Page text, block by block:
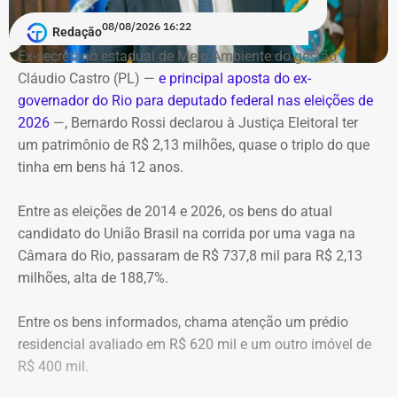
justificativa?
As mesmas visitas institucionais a universidades e
intercâmbio acadêmico.
Ranking total de maiores gastos com
diárias, de 2022 a julho de 2026
Posiç
ão
Beneficiário Total pago Nacional
1
Victor Rosa Travancas
R$
R$
2 Bruno de Queiroz Costa
R$
R$
Janeiro
Data: domingo, 09 de agosto de 2026
Horário: 20h
Transmissão: Canal Band, BandNews FM e YouTube do
TEMPO REAL
Pré-hora: 19h, com cobertura especial pelo YouTube do
TEMPO REAL
Bombeiros, agentes especializados em combate a
incêndios florestais foram mobilizados e conseguiram
controlar o fogo.
A operação mobilizou cerca de 40 militares, 11 viaturas e
4 unidades operacionais.
Redação08/08/2026 16:22
Ex-secretário estadual de Meio Ambiente do gestão
Cláudio Castro (PL) — e principal aposta do ex-
governador do Rio para deputado federal nas eleições de
2026 —, Bernardo Rossi declarou à Justiça Eleitoral ter
um patrimônio de R$ 2,13 milhões, quase o triplo do que
tinha em bens há 12 anos.
Entre as eleições de 2014 e 2026, os bens do atual
candidato do União Brasil na corrida por uma vaga na
Câmara do Rio, passaram de R$ 737,8 mil para R$ 2,13
milhões, alta de 188,7%.
Entre os bens informados, chama atenção um prédio
residencial avaliado em R$ 620 mil e um outro imóvel de
R$ 400 mil.